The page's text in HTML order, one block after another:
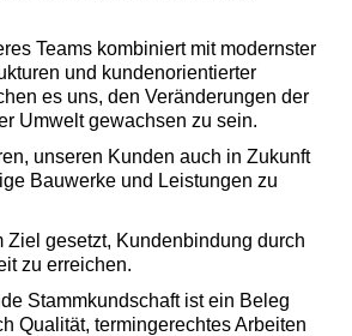
Teams kombiniert mit modernster
und kundenorientierter
es uns, den Veränderungen der
Umwelt gewachsen zu sein.
unseren Kunden auch in Zukunft
Bauwerke und Leistungen zu
Ziel gesetzt, Kundenbindung durch
zu erreichen.
Stammkundschaft ist ein Beleg
Qualität, termingerechtes Arbeiten